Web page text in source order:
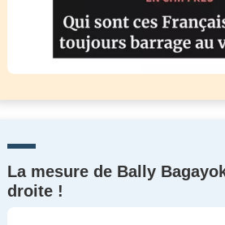
La mesure de Bally
droite !